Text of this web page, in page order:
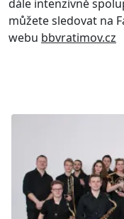
dále intenzivně
můžete sledovat na
webu bbvratimov.cz